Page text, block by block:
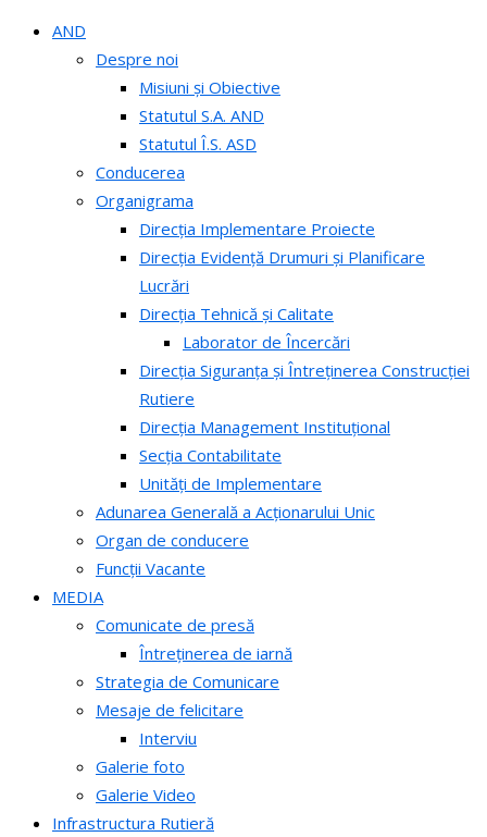
AND
Despre noi
Misiuni și Obiective
Statutul S.A. AND
Statutul Î.S. ASD
Conducerea
Organigrama
Direcția Implementare Proiecte
Direcția Evidență Drumuri și Planificare
Lucrări
Direcția Tehnică și Calitate
Laborator de Încercări
Direcția Siguranța și Întreținerea Construcției
Rutiere
Direcția Management Instituțional
Secția Contabilitate
Unități de Implementare
Adunarea Generală a Acționarului Unic
Organ de conducere
Funcții Vacante
MEDIA
Comunicate de presă
Întreținerea de iarnă
Strategia de Comunicare
Mesaje de felicitare
Interviu
Galerie foto
Galerie Video
Infrastructura Rutieră